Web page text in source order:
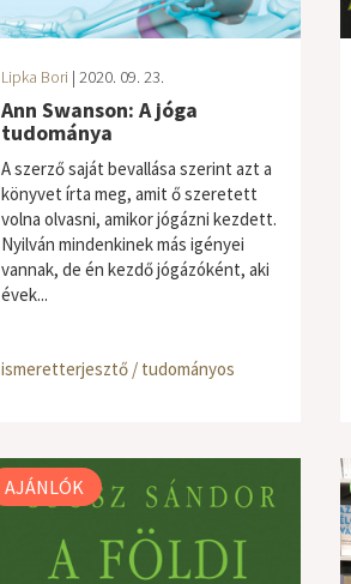
Lipka Bori | 2020. 09. 23.
Ann Swanson: A jóga
tudománya
A szerző saját bevallása szerint azt a
könyvet írta meg, amit ő szeretett
volna olvasni, amikor jógázni kezdett.
Nyilván mindenkinek más igényei
vannak, de én kezdő jógázóként, aki
évek...
ismeretterjesztő / tudományos
AJÁNLÓK